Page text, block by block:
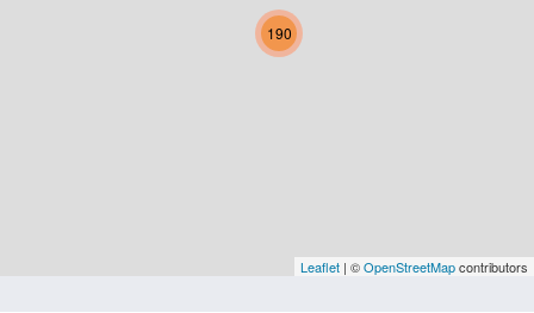
Niederösterreich
Oberösterreich
Vorarlberg
190
Leaflet | ©OpenStreetMapcontributors